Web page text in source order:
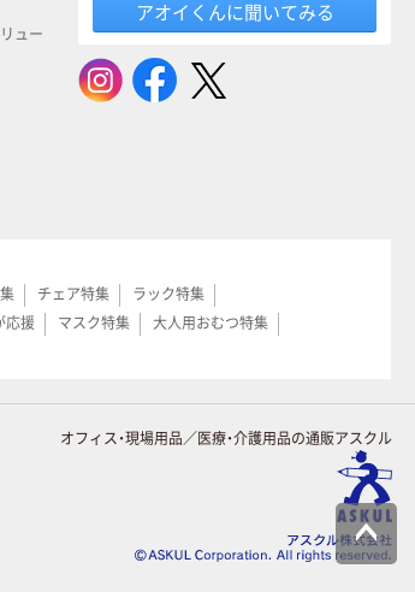
ュー
アオイくんに聞いてみる
チェア特集
ラック特集
応援 マスク特集
大人用おむつ特集
オフィス・現場用品／医療・介護用品の通販アスクル